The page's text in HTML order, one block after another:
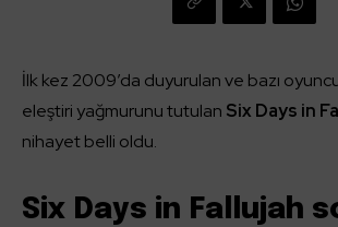
İlk kez 2009’da duyurulan ve bazı
eleştiri yağmurunu tutulan Six Days in
nihayet belli oldu.
Six Days in Fallujah